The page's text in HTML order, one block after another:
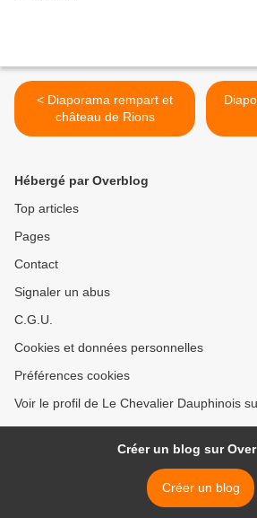
< Diaporama rempart et
château de Rions
Hébergé par Overblog
Top articles
Pages
Contact
Signaler un abus
C.G.U.
Cookies et données personnelles
Préférences cookies
Voir le profil de Le Chevalier Dauphinois
Créer un blog sur
Créer un blog